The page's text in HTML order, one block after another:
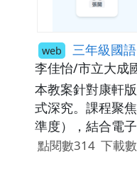
web 三年級國
李佳怡/市立大成
本教案針對康軒
式深究。課程聚
準度），結合電
較、拖曳分類）
「平鋪直敘」與
點閱數314 下載